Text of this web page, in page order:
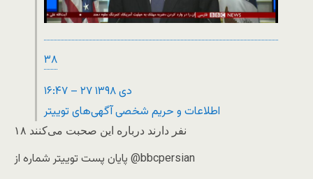
۳۸
۱۶:۴۷ – ۲۷ دی ۱۳۹۸
اطلاعات و حریم شخصی آگهی‌های توییتر
۱۸ نفر دارند درباره این صحبت می‌کنند
پایان پست توییتر شماره از @bbcpersian